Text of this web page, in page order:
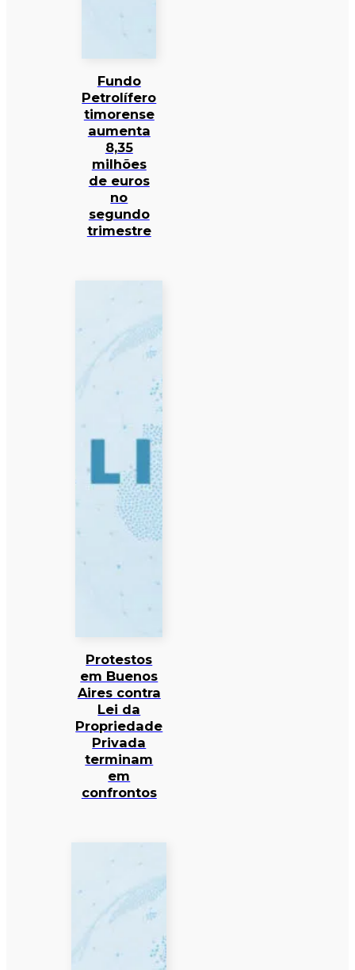
Fundo
Petrolífero
timorense
aumenta
8,35
milhões
de euros
no
segundo
trimestre
Protestos
em Buenos
Aires contra
Lei da
Propriedade
Privada
terminam
em
confrontos